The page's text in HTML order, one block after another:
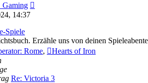
14:37
Spiele
Erzähle uns von deinen
Rome,
Hearts of Iron
Re: Victoria 3